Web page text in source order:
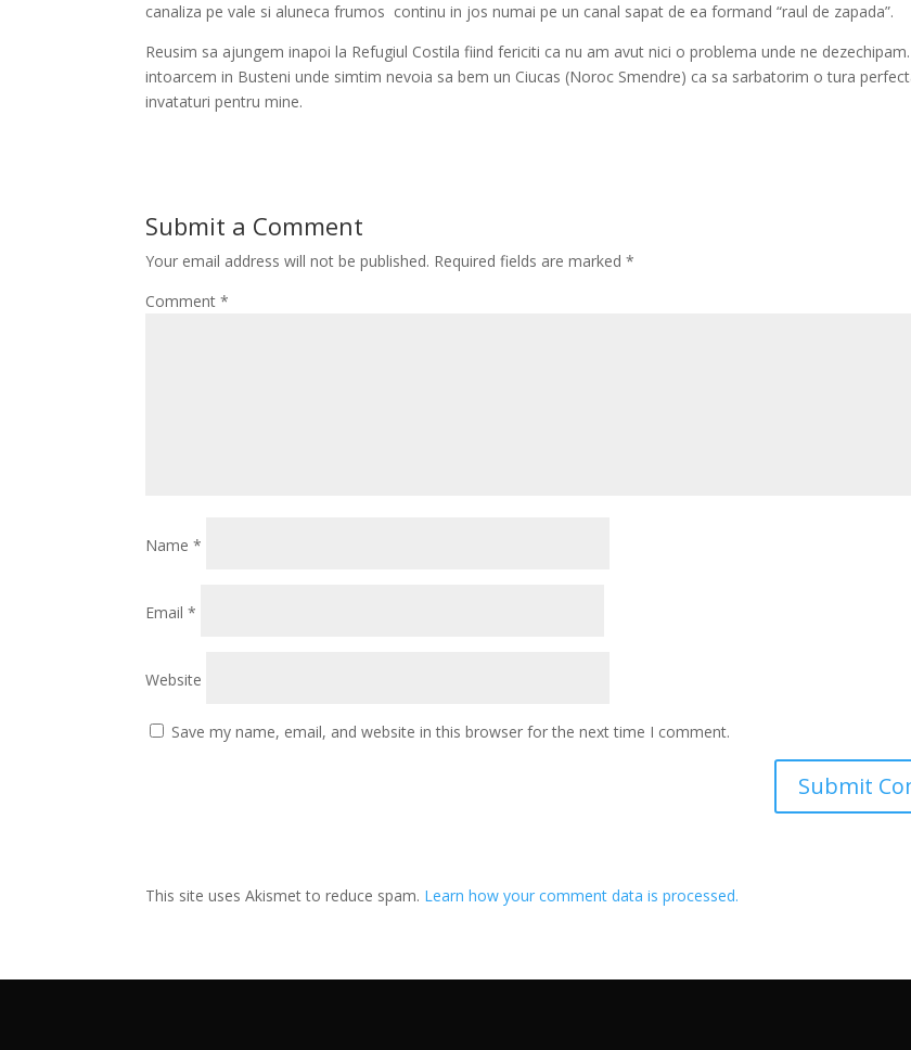
canaliza pe vale si aluneca frumos continu in jos numai pe un canal sapat de ea formand “raul de zapada”.
Reusim sa ajungem inapoi la Refugiul Costila fiind fericiti ca nu am avut nici o problema unde ne
intoarcem in Busteni unde simtim nevoia sa bem un Ciucas (Noroc Smendre) ca sa sarbatorim o tura
invataturi pentru mine.
Submit a Comment
Your email address will not be published. Required fields are marked*
Comment*
Name*
Email*
Website
Save my name, email, and website in this browser for the next time I comment.
This site uses Akismet to reduce spam. Learn how your comment data is processed.